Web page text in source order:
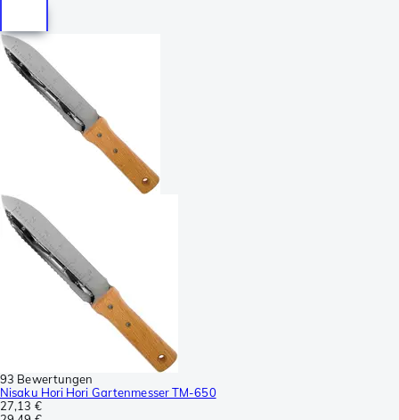
93 Bewertungen
Nisaku Hori Hori Gartenmesser TM-650
27,13 €